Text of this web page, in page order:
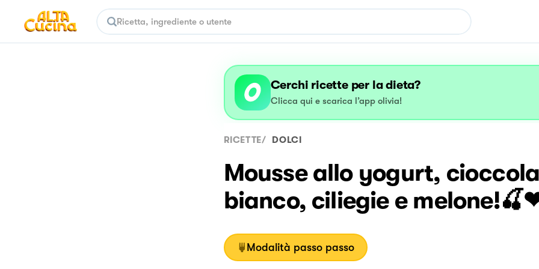
Cerchi ricette per la dieta?
Clicca qui e scarica l’app olivia!
RICETTE/ DOLCI
Mousse allo yogurt,
bianco, ciliegie e
Modalità passo passo